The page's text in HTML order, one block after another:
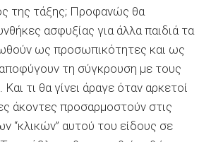
της τάξης; Προφανώς θα
ασφυξίας για άλλα παιδιά τα
ως προσωπικότητες και ως
τη σύγκρουση με τους
τι θα γίνει άραγε όταν αρκετοί
άκοντες προσαρμοστούν στις
“κλικών” αυτού του είδους σε